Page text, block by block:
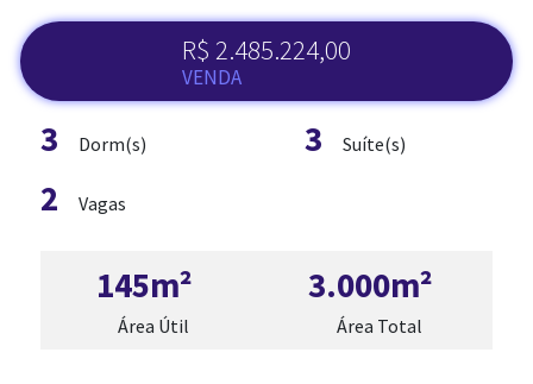
ADM. DE IMÓVEL
R$ 2.485.224,00
VENDA
3 Dorm(s) 3 Suíte(s)
2 Vagas
145m²
Área Útil
3.000m²
Área Total